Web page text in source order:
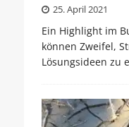
25. April 2021
Ein Highlight im
können Zweifel,
Lösungsideen zu